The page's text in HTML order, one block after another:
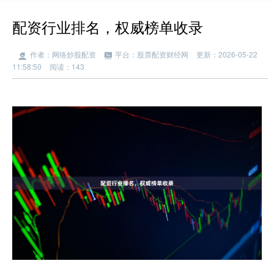
配资行业排名，权威榜单收录
作者：网络炒股配资 平台：股票配资财经网
更新：2026-05-22
11:58:50
阅读：143